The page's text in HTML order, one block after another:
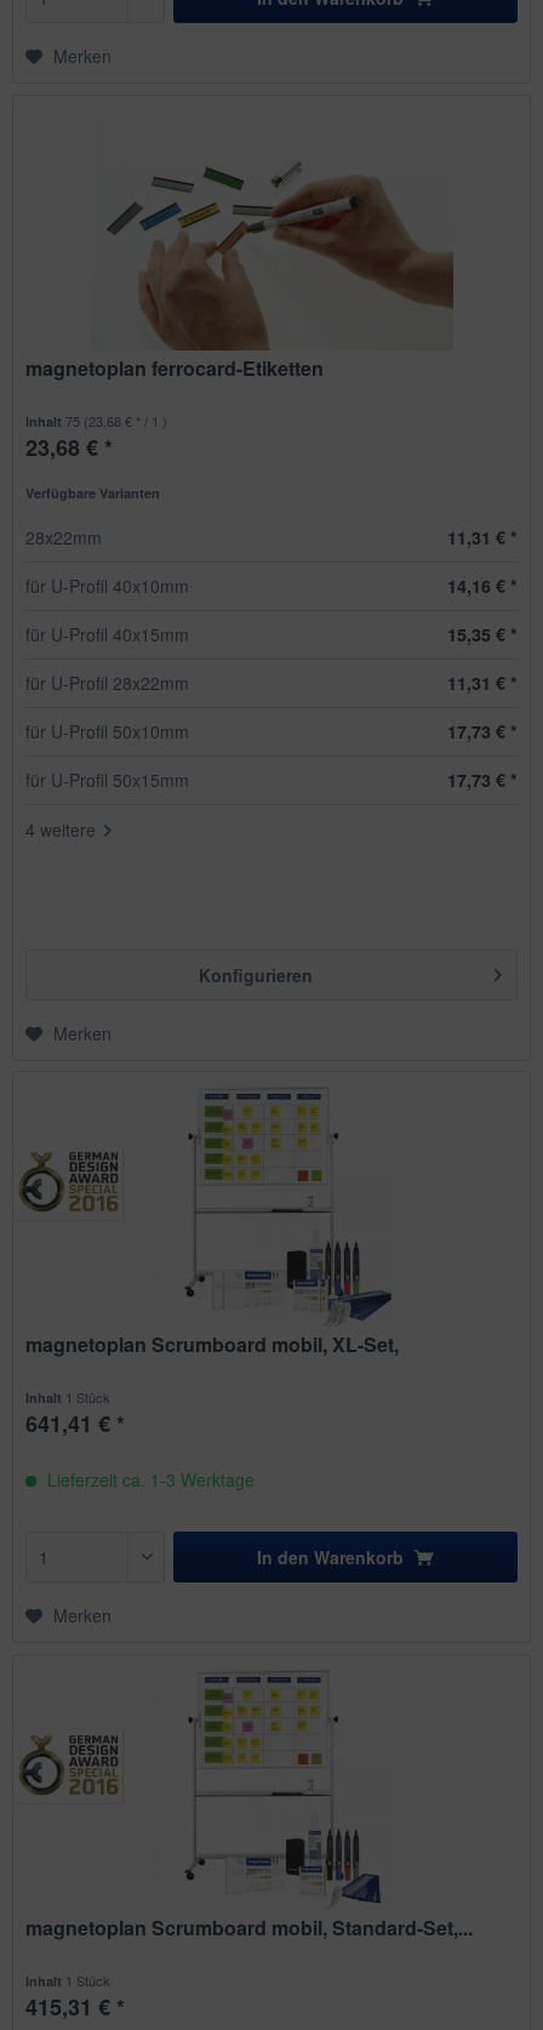
Merken
magnetoplan ferrocard-Etiketten
Inhalt 75 (23,68 € * / 1 )
23,68 € *
Verfügbare Varianten
28x22mm
11,31 € *
für U-Profil 40x10mm
14,16 € *
für U-Profil 40x15mm
15,35 € *
für U-Profil 28x22mm
11,31 € *
für U-Profil 50x10mm
17,73 € *
für U-Profil 50x15mm
17,73 € *
4 weitere
Konfigurieren
Merken
magnetoplan Scrumboard mobil, XL-Set,
Inhalt 1 Stück
641,41 € *
Lieferzeit ca. 1-3 Werktage
In den Warenkorb
Merken
magnetoplan Scrumboard mobil, Standard-Set,...
Inhalt 1 Stück
415,31 € *